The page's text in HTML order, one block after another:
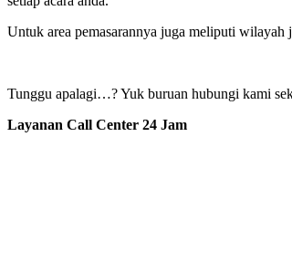
Untuk area pemasarannya juga meliputi wilayah
Tunggu apalagi…? Yuk buruan hubungi kami
Layanan Call Center 24 Jam